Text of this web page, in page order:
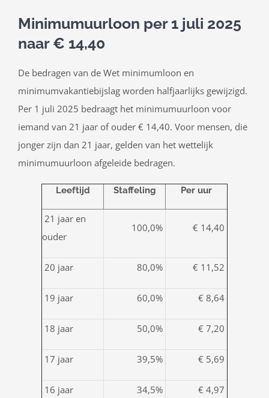
Minimumuurloon per 1 juli 2025
naar € 14,40
De bedragen van de Wet minimumloon en
minimumvakantiebijslag worden halfjaarlijks gewijzigd.
Per 1 juli 2025 bedraagt het minimumuurloon voor
iemand van 21 jaar of ouder € 14,40. Voor mensen, die
jonger zijn dan 21 jaar, gelden van het wettelijk
minimumuurloon afgeleide bedragen.
Leeftijd Staffeling Per uur
21 jaar en
ouder
100,0% € 14,40
20 jaar 80,0% € 11,52
19 jaar 60,0% € 8,64
18 jaar 50,0% € 7,20
17 jaar 39,5% € 5,69
16 jaar 34,5% € 4,97